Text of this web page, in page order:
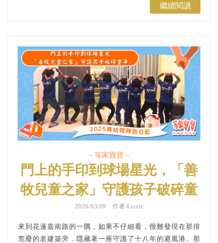
繼續閱讀
－等家寶寶－
門上的手印到球場星光，「善
牧兒童之家」守護孩子破碎童
年｜育幼院拜訪日記
2026/03/09 作者-Lizzie
來到花蓮嘉南路的一隅，如果不仔細看，很難發現在那排
荒廢的老建築旁，隱藏著一座守護了十八年的避風港。那